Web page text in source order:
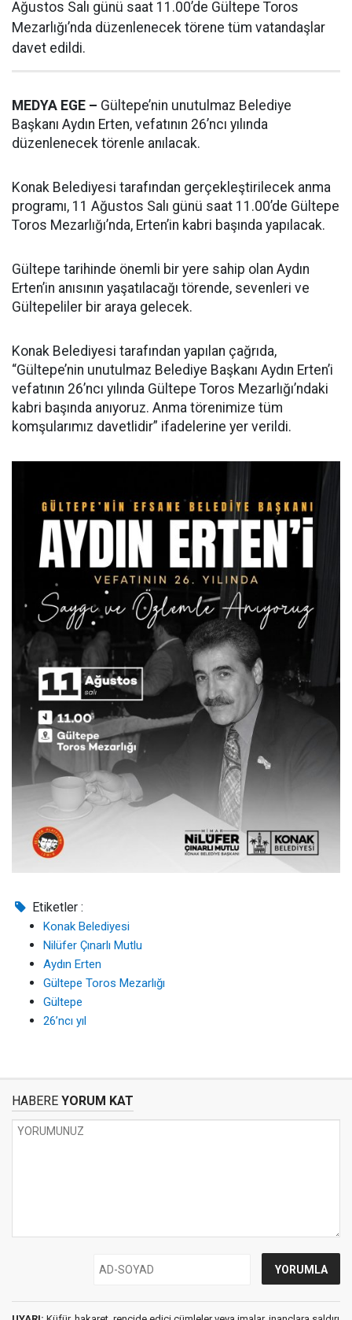
Ağustos Salı günü saat 11.00’de Gültepe Toros
Mezarlığı’nda düzenlenecek törene tüm vatandaşlar
davet edildi.
MEDYA EGE – Gültepe’nin unutulmaz Belediye
Başkanı Aydın Erten, vefatının 26’ncı yılında
düzenlenecek törenle anılacak.
Konak Belediyesi tarafından gerçekleştirilecek anma
programı, 11 Ağustos Salı günü saat 11.00’de Gültepe
Toros Mezarlığı’nda, Erten’in kabri başında yapılacak.
Gültepe tarihinde önemli bir yere sahip olan Aydın
Erten’in anısının yaşatılacağı törende, sevenleri ve
Gültepeliler bir araya gelecek.
Konak Belediyesi tarafından yapılan çağrıda,
“Gültepe’nin unutulmaz Belediye Başkanı Aydın Erten’i
vefatının 26’ncı yılında Gültepe Toros Mezarlığı’ndaki
kabri başında anıyoruz. Anma törenimize tüm
komşularımız davetlidir” ifadelerine yer verildi.
Etiketler :
Konak Belediyesi
Nilüfer Çınarlı Mutlu
Aydın Erten
Gültepe Toros Mezarlığı
Gültepe
26’ncı yıl
HABERE YORUM KAT